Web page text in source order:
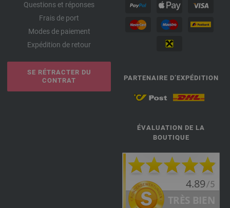
Questions et réponses
Frais de port
Modes de paiement
Expédition de retour
SE RÉTRACTER DU
CONTRAT
PARTENAIRE D’EXPÉDITION
ÉVALUATION DE LA
BOUTIQUE